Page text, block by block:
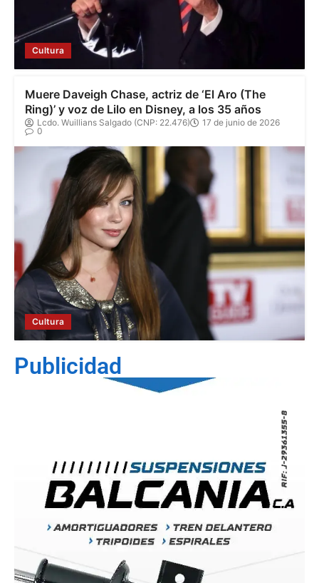
Cultura
Cultura
Muere Daveigh Chase, actriz de ‘El Aro (The
Ring)’ y voz de Lilo en Disney, a los 35 años
Lcdo. Wuillians Salgado (CNP: 22.476)
17 de junio de 2026
0
Publicidad